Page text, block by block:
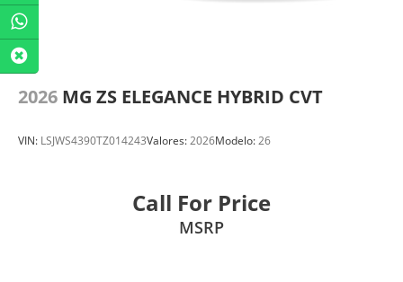
2026 MG ZS ELEGANCE HYBRID CVT
VIN: LSJWS4390TZ014243Valores:2026Modelo:26
Call For Price
MSRP